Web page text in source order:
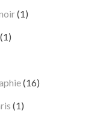
(1)
(1)
(16)
(1)